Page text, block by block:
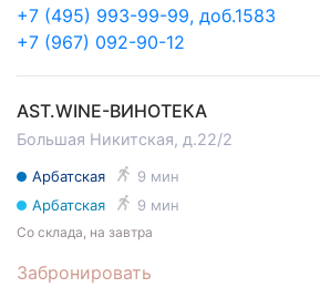
+7 (495) 993-99-99, доб.1583
+7 (967) 092-90-12
AST.WINE-ВИНОТЕКА
Большая Никитская, д.22/2
Арбатская
9 мин
Арбатская
9 мин
Забронировать
Со склада, на завтра